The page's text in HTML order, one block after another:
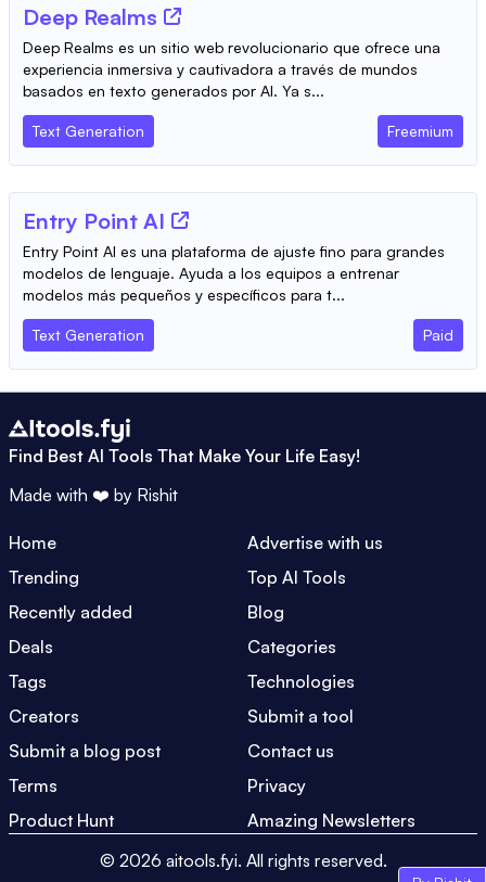
Deep Realms
Deep Realms es un sitio web revolucionario que ofrece una
experiencia inmersiva y cautivadora a través de mundos
basados ​​en texto generados por AI. Ya s...
Text Generation Freemium
Entry Point AI
Entry Point AI es una plataforma de ajuste fino para grandes
modelos de lenguaje. Ayuda a los equipos a entrenar
modelos más pequeños y específicos para t...
Text Generation Paid
Find Best AI Tools That Make Your Life Easy!
Made with ❤️ by Rishit
Home
Advertise with us
Trending
Top AI Tools
Recently added
Blog
Deals
Categories
Tags
Technologies
Creators
Submit a tool
Submit a blog post
Contact us
Terms
Privacy
Product Hunt
Amazing Newsletters
© 2026 aitools.fyi. All rights reserved.